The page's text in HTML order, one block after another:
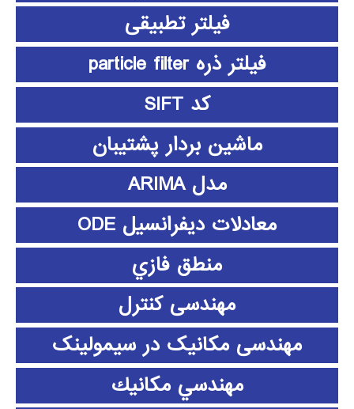
فیلتر تطبیقی
فیلتر ذره particle filter
کد SIFT
ماشین بردار پشتیبان
مدل ARIMA
معادلات دیفرانسیل ODE
منطق فازي
مهندسی کنترل
مهندسی مکانیک در سیمولینک
مهندسي مكانيك